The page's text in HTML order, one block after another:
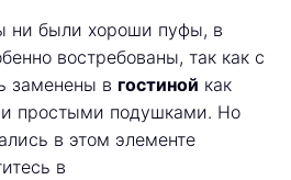
ни были хороши пуфы, в
востребованы, так как с
заменены в гостиной как
простыми подушками. Но
в этом элементе
в